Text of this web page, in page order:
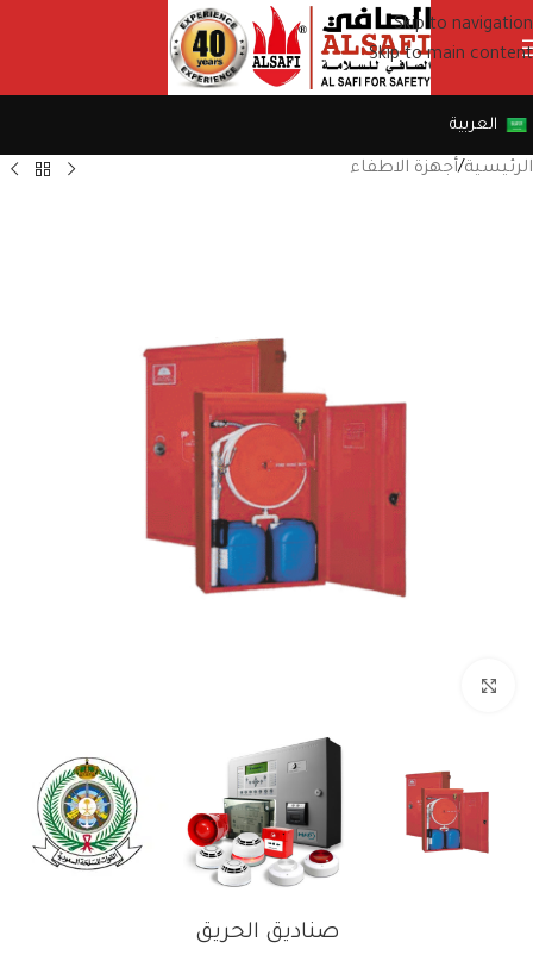
Skip to navigation
Skip to main content
العربية
الرئيسية/أجهزة الاطفاء
صناديق الحريق